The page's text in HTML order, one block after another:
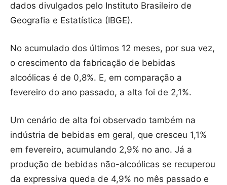
dados divulgados pelo Instituto Brasileiro de
Geografia e Estatística (IBGE).
No acumulado dos últimos 12 meses, por sua vez,
o crescimento da fabricação de bebidas
alcoólicas é de 0,8%. E, em comparação a
fevereiro do ano passado, a alta foi de 2,1%.
Um cenário de alta foi observado também na
indústria de bebidas em geral, que cresceu 1,1%
em fevereiro, acumulando 2,9% no ano. Já a
produção de bebidas não-alcoólicas se recuperou
da expressiva queda de 4,9% no mês passado e